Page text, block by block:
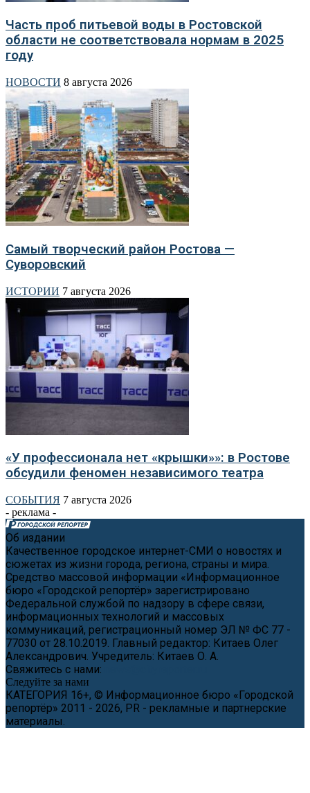
Часть проб питьевой воды в Ростовской
области не соответствовала нормам в 2025
году
НОВОСТИ 8 августа 2026
Самый творческий район Ростова —
Суворовский
ИСТОРИИ 7 августа 2026
«У профессионала нет «крышки»»: в Ростове
обсудили феномен независимого театра
СОБЫТИЯ 7 августа 2026
- реклама -
Об издании
Качественное городское интернет-СМИ о новостях и
сюжетах из жизни города, региона, страны и мира.
Средство массовой информации «Информационное
бюро «Городской репортёр» зарегистрировано
Федеральной службой по надзору в сфере связи,
информационных технологий и массовых
коммуникаций, регистрационный номер ЭЛ № ФС 77 -
77030 от 28.10.2019. Главный редактор: Китаев Олег
Александрович. Учредитель: Китаев О. А.
Свяжитесь с нами:
Следуйте за нами
КАТЕГОРИЯ 16+, © Информационное бюро «Городской
репортёр» 2011 - 2026, PR - рекламные и партнерские
материалы.